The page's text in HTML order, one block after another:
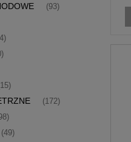
(93)
(172)
(49)